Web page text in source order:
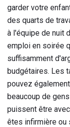
garder votre
des quarts de
à l'équipe de nuit
emploi en soirée
suffisamment
budgétaires. Les
pouvez
beaucoup de
puissent être
êtes infirmière ou